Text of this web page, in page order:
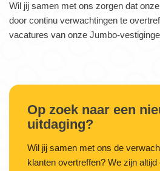
Wil jij samen met ons zorgen dat
door continu verwachtingen te
vacatures van onze Jumbo-
Op zoek naar een
uitdaging?
Wil jij samen met ons de
klanten overtreffen? We zijn